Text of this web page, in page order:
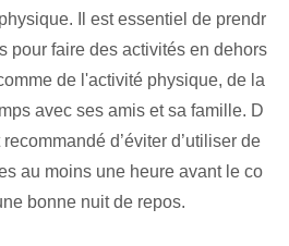
Il est essentiel de prendr
pour faire des activités en dehors
de l'activité physique, de la
avec ses amis et sa famille. D
d’éviter d’utiliser de
au moins une ⁤heure avant le co
bonne ⁣nuit de repos.